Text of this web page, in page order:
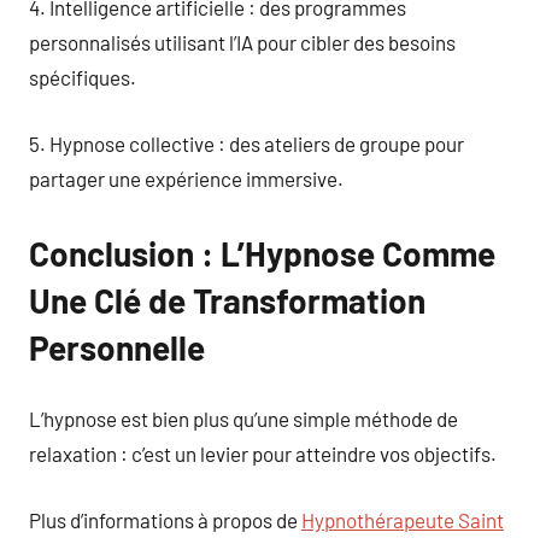
4. Intelligence artificielle : des programmes
personnalisés utilisant l’IA pour cibler des besoins
spécifiques.
5. Hypnose collective : des ateliers de groupe pour
partager une expérience immersive.
Conclusion : L’Hypnose Comme
Une Clé de Transformation
Personnelle
L’hypnose est bien plus qu’une simple méthode de
relaxation : c’est un levier pour atteindre vos objectifs.
Plus d’informations à propos de Hypnothérapeute Saint